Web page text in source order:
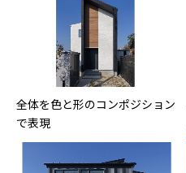
全体を色と形のコンポジション
で表現